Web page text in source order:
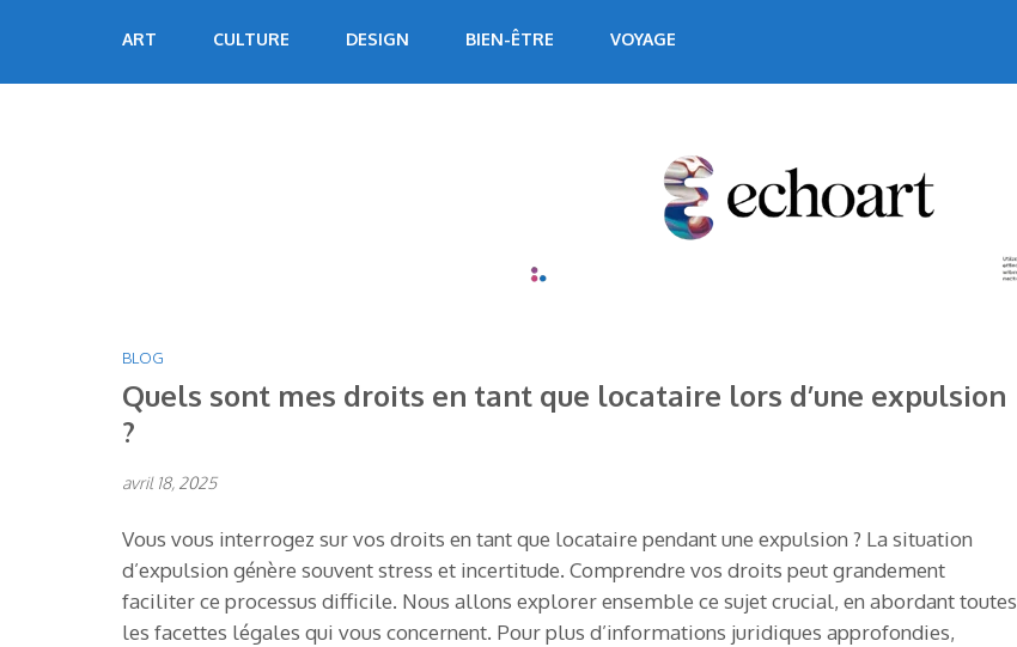
Echoart
Voyagez au cœur de l'art
ART CULTURE DESIGN BIEN-ÊTRE VOYAGE
BLOG
Quels sont mes droits en tant que locataire lors d’une expulsion
?
avril 18, 2025
Vous vous interrogez sur vos droits en tant que locataire pendant une expulsion ? La situation
d’expulsion génère souvent stress et incertitude. Comprendre vos droits peut grandement
faciliter ce processus difficile. Nous allons explorer ensemble ce sujet crucial, en abordant toutes
les facettes légales qui vous concernent. Pour plus d’informations juridiques approfondies,